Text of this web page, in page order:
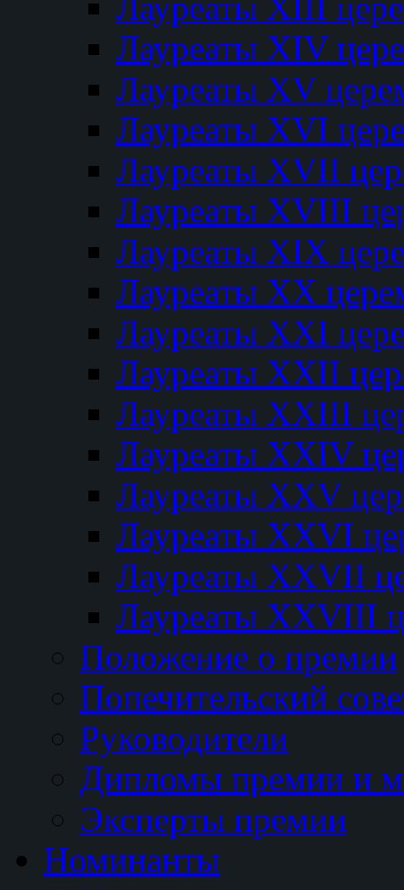
Лауреаты XIV
Лауреаты XV
Лауреаты XVI
Лауреаты XVII
Лауреаты XVIII
Лауреаты XIX
Лауреаты XX
Лауреаты XXI
Лауреаты XXII
Лауреаты XXIII
Лауреаты XXIV
Лауреаты XXV
Лауреаты XXVI
Лауреаты XXVII
Лауреаты XXVIII
Положение о премии
Попечительский
Руководители
Дипломы премии и
Эксперты премии
Номинанты